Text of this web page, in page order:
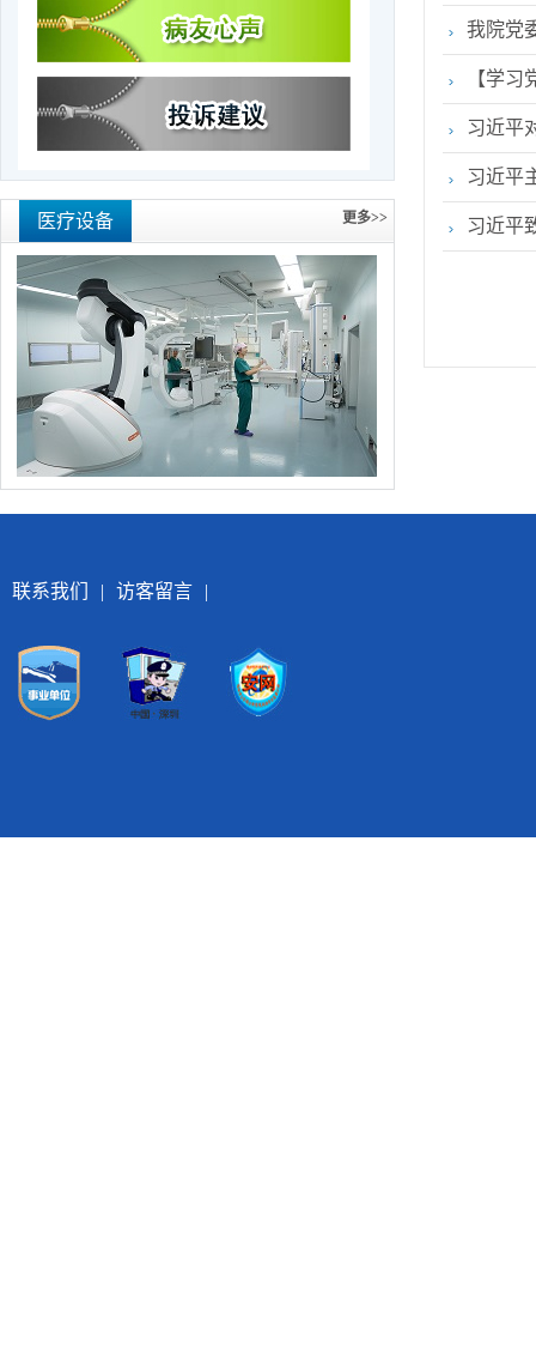
医疗设备 更多>>
我院党
【学
习近平
习近平
习近平
联系我们 | 访客留言 |